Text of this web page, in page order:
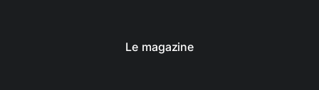
Le magazine